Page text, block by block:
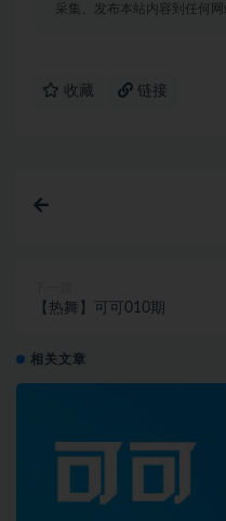
采集、发布本站内容到任何
收藏 链接
【热舞】可可010期
相关文章